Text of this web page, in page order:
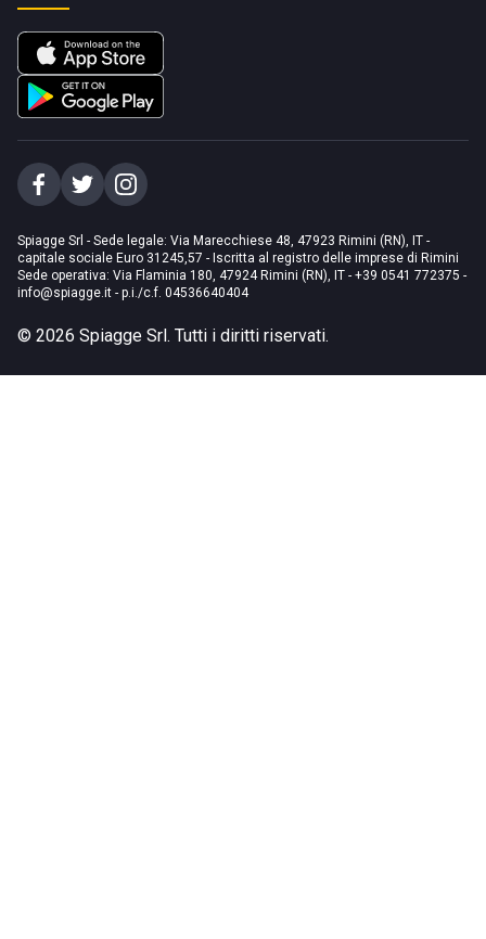
Spiagge Srl - Sede legale: Via Marecchiese 48, 47923 Rimini (RN), IT -
capitale sociale Euro 31245,57 - Iscritta al registro delle imprese di Rimini
Sede operativa: Via Flaminia 180, 47924 Rimini (RN), IT - +39 0541 772375 -
info@spiagge.it - p.i./c.f. 04536640404
© 2026 Spiagge Srl. Tutti i diritti riservati.